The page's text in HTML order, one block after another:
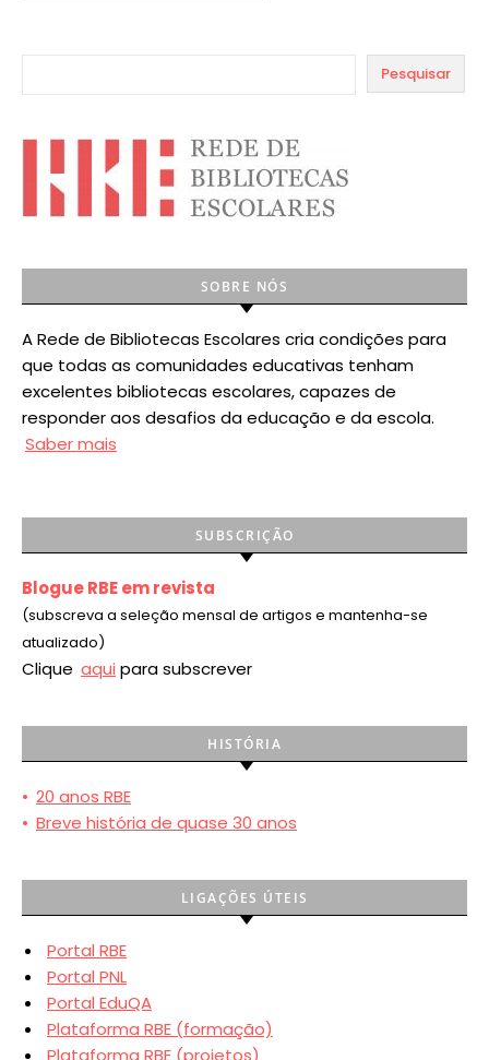
Pesquisar
SOBRE NÓS
A Rede de Bibliotecas Escolares cria condições para
que todas as comunidades educativas tenham
excelentes bibliotecas escolares, capazes de
responder aos desafios da educação e da escola.
Saber mais
SUBSCRIÇÃO
Blogue RBE em revista
(subscreva a seleção mensal de artigos e mantenha-se
atualizado)
Clique aqui para subscrever
HISTÓRIA
• 20 anos RBE
• Breve história de quase 30 anos
LIGAÇÕES ÚTEIS
Portal RBE
Portal PNL
Portal EduQA
Plataforma RBE (formação)